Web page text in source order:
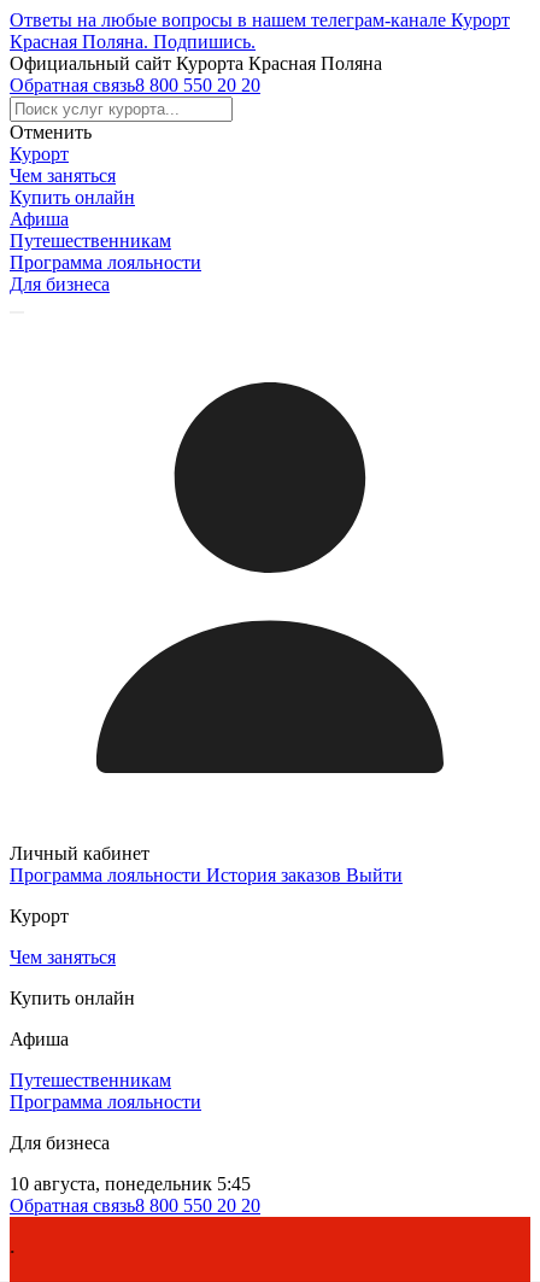
Ответы на любые вопросы в нашем телеграм-канале Курорт
Красная Поляна. Подпишись.
Официальный сайт Курорта Красная Поляна
Обратная связь8 800 550 20 20
Отменить
Курорт
Чем заняться
Купить онлайн
Афиша
Путешественникам
Программа лояльности
Для бизнеса
Личный кабинет
Программа лояльности История заказов Выйти
Курорт
Чем заняться
Купить онлайн
Афиша
Путешественникам
Программа лояльности
Для бизнеса
10 августа, понедельник 5:45
Обратная связь8 800 550 20 20